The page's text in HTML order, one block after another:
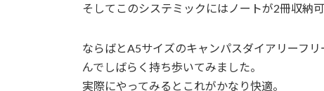
そしてこのシステミックにはノートが2冊収納可
ならばとA5サイズのキャンパスダイアリーフ
んでしばらく持ち歩いてみました。
実際にやってみるとこれがかなり快適。